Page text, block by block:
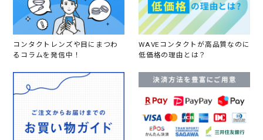
コンタクトレンズや目にまつわ
るコラムを発信中！
WAVEコンタクトが高品質なのに
低価格の理由とは？